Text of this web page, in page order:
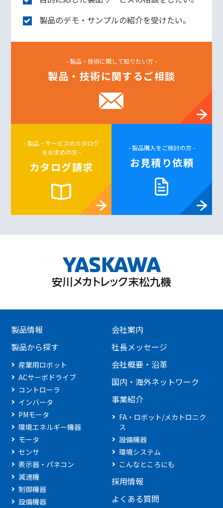
製品のデモ・サンプルの紹介を受けたい。
- 製品・技術に関して知りたい方 -
製品・技術に関するご相談
- 製品・サービスのカタログ
をお求めの方 -
カタログ請求
- 製品購入をご検討の方 -
お見積り依頼
製品情報
製品から探す
産業用ロボット
ACサーボドライブ
コントローラ
インバータ
PMモータ
環境エネルギー機器
モータ
センサ
表示器・パネコン
減速機
制御機器
設備機器
会社案内
社長メッセージ
会社概要・沿革
国内・海外ネットワーク
事業紹介
FA・ロボット/メカトロニク
ス
設備機器
環境システム
こんなところにも
採用情報
よくある質問